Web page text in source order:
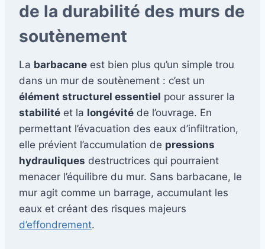
de la durabilité des murs de
soutènement
La barbacane est bien plus qu’un simple trou
dans un mur de soutènement : c’est un
élément structurel essentiel pour assurer la
stabilité et la longévité de l’ouvrage. En
permettant l’évacuation des eaux d’infiltration,
elle prévient l’accumulation de pressions
hydrauliques destructrices qui pourraient
menacer l’équilibre du mur. Sans barbacane, le
mur agit comme un barrage, accumulant les
eaux et créant des risques majeurs
d’effondrement.